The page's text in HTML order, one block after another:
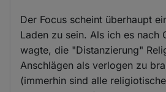
Der Focus scheint überhaupt
Laden zu sein. Als ich es nach
wagte, die "Distanzierung"
Anschlägen als verlogen zu
(immerhin sind alle